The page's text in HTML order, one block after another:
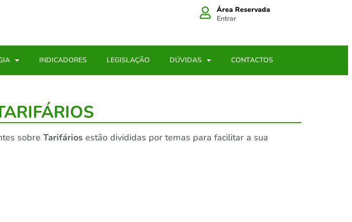
Área Reservada
Entrar
INDICADORES LEGISLAÇÃO DÚVIDAS CONTACTOS
sobre Tarifários estão divididas por temas para facilitar a sua